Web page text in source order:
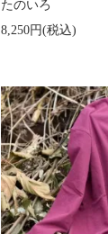
たのいろ
8,250円(税込)